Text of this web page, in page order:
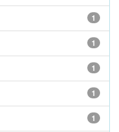
1
1
1
1
1